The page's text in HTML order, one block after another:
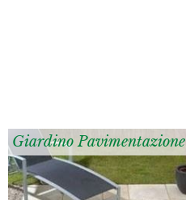
Giardino Pavimentazione